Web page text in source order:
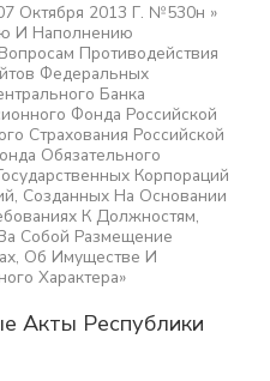
Октября 2013 Г. №530н »
И Наполнению
Противодействия
Федеральных
Банка
Фонда Российской
Страхования Российской
Обязательного
Корпораций
Созданных На Основании
К Должностям,
Собой Размещение
Об Имуществе И
Характера»
Акты Республики